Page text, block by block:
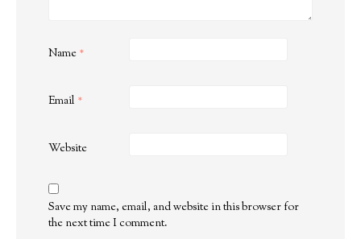
Name *
Email *
Website
Save my name, email, and website in this browser for
the next time I comment.